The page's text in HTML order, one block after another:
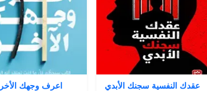
عقدك النفسية سجنك الأبدي اعرف وجهك الأخر